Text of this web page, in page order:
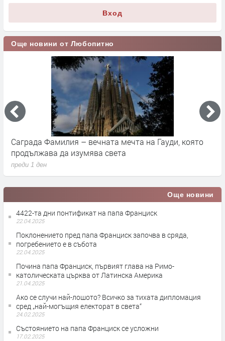
Вход
Още новини от Любопитно
Саграда Фамилия – вечната мечта на Гауди, която
продължава да изумява света
преди 1 ден
Още новини
4422-та дни понтификат на папа Франциск
22.04.2025
Поклонението пред папа Франциск започва в сряда,
погребението е в събота
22.04.2025
Почина папа Франциск, първият глава на Римо-
католическата църква от Латинска Америка
21.04.2025
Ако се случи най-лошото? Всичко за тихата дипломация
сред „най-могъщия електорат в света“
24.02.2025
Състоянието на папа Франциск се усложни
17.02.2025